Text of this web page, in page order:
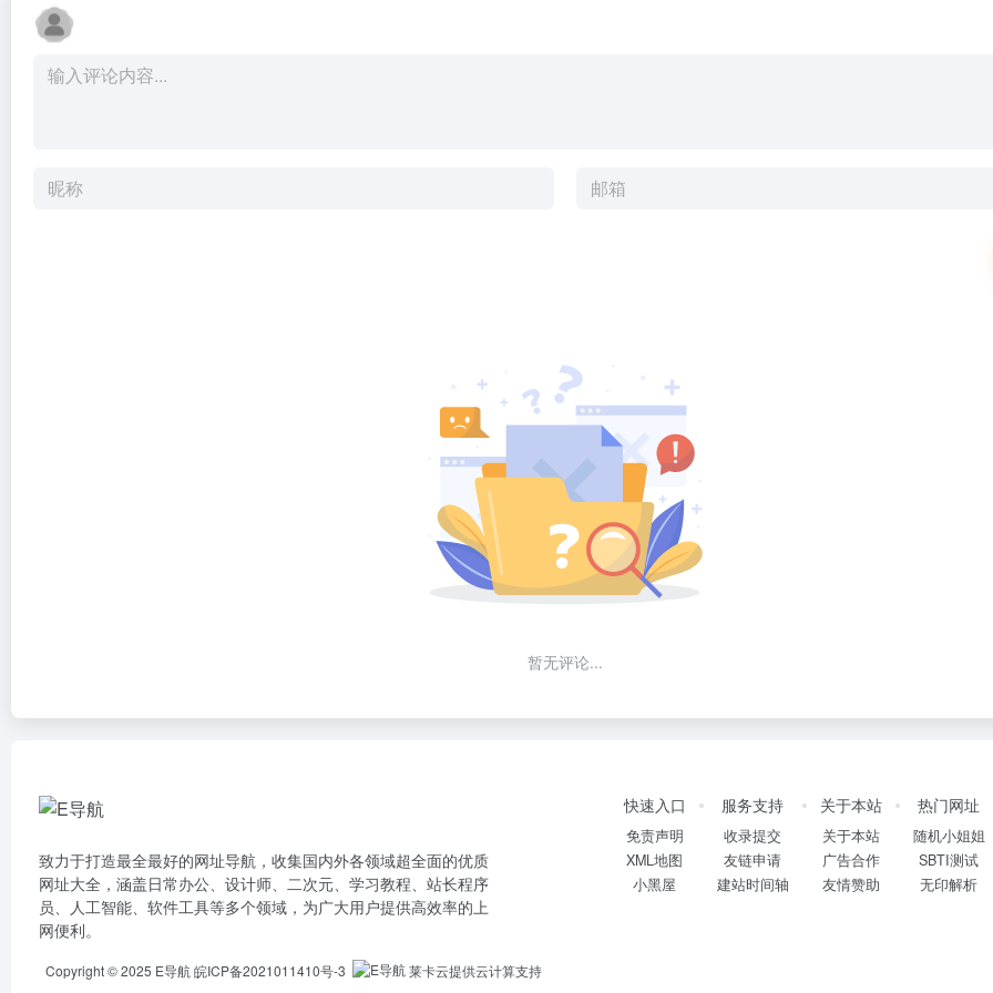
暂无评论...
致力于打造最全最好的网址导航，收集国内外各领域超全面的优质
网址大全，涵盖日常办公、设计师、二次元、学习教程、站长程序
员、人工智能、软件工具等多个领域，为广大用户提供高效率的上
网便利。
快速入口
免责声明
XML地图
小黑屋
服务支持
收录提交
友链申请
建站时间轴
关于本站
关于本站
广告合作
友情赞助
热门网址
随机小姐姐
SBTI测试
无印解析
Copyright © 2025 E导航皖ICP备2021011410号-3 莱卡云提供云计算支持